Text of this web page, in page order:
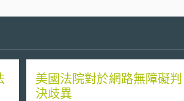
美國法院對於網路無障礙判
決歧異